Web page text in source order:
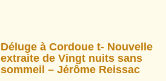
Déluge à Cordoue t- Nouvelle
extraite de Vingt nuits sans
sommeil – Jérôme Reissac